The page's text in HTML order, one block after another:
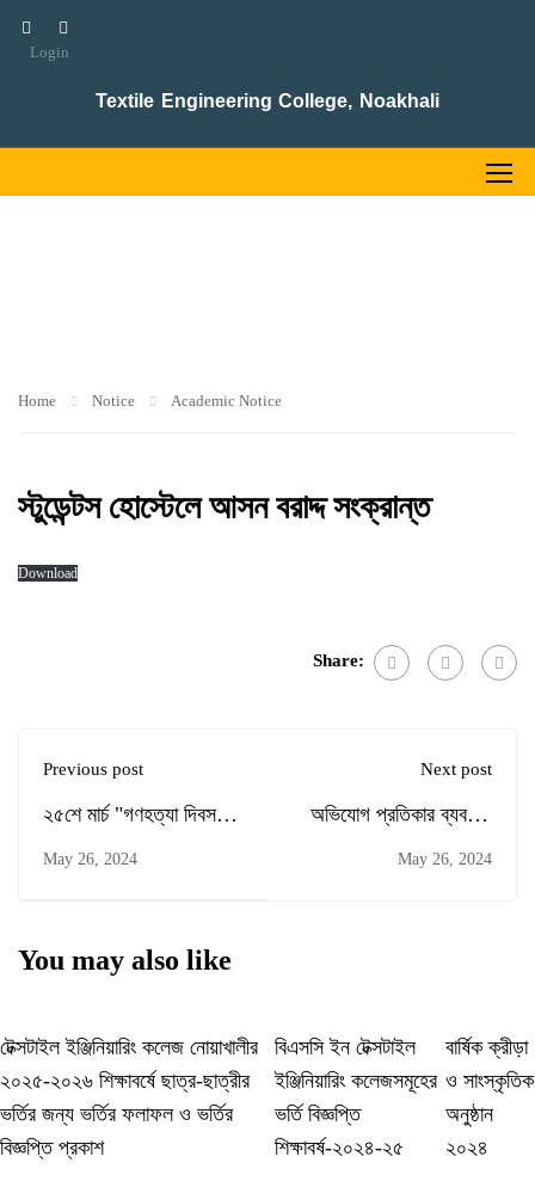
Login
Textile Engineering College, Noakhali
Home Notice Academic Notice
স্টুডেন্টস হোস্টেলে আসন বরাদ্দ সংক্রান্ত
Download
Share:
Previous post
২৫শে মার্চ "গণহত্যা দিবস"
উদযাপন সংক্রান্ত
May 26, 2024
Next post
অভিযোগ প্রতিকার ব্যবস্থা
এর অভিযোগ নিষ্পত্তি
May 26, 2024
You may also like
টেক্সটাইল ইঞ্জিনিয়ারিং কলেজ নোয়াখালীর
২০২৫-২০২৬ শিক্ষাবর্ষে ছাত্র-ছাত্রীর
ভর্তির জন্য ভর্তির ফলাফল ও ভর্তির
বিজ্ঞপ্তি প্রকাশ
বিএসসি ইন টেক্সটাইল
ইঞ্জিনিয়ারিং কলেজসমূহের
ভর্তি বিজ্ঞপ্তি
শিক্ষাবর্ষ-২০২৪-২৫
বার্ষিক ক্রীড়া
ও সাংস্কৃতিক
অনুষ্ঠান
২০২৪